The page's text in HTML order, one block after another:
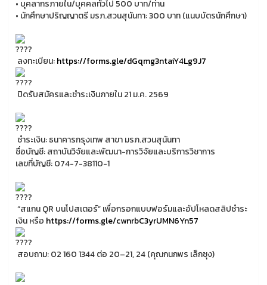
• บุคลากรภายใน/บุคคลทั่วไป 500 บาท/ท่าน
• นักศึกษาปริญญาตรี มรภ.สวนสุนันทา: 300 บาท (แนบบัตรนักศึกษา)
ลงทะเบียน:https://forms.gle/dGqmg3ntaiY4Lg9J7
ปิดรับสมัครและชำระเงินภายใน 21 ม.ค. 2569
ชำระเงิน: ธนาคารกรุงเทพ สาขา มรภ.สวนสุนันทา
ชื่อบัญชี: สถาบันวิจัยและพัฒนา-การวิจัยและบริการวิชาการ
เลขที่บัญชี: 074-7-38110-1
“สแกน QR บนโปสเตอร์” เพื่อกรอกแบบฟอร์มและอัปโหลดสลิปชำระ
เงิน หรือ https://forms.gle/cwnrbC3yrUMN6Yn57
สอบถาม: 02 160 1344 ต่อ 20–21, 24 (คุณกนกพร เล็กซุง)